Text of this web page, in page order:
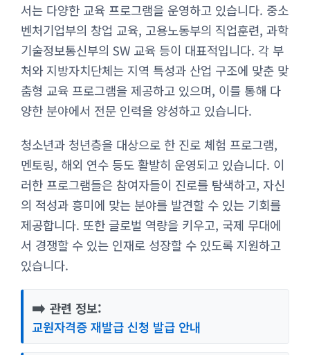
서는 다양한 교육 프로그램을 운영하고 있습니다. 중소
벤처기업부의 창업 교육, 고용노동부의 직업훈련, 과학
기술정보통신부의 SW 교육 등이 대표적입니다. 각 부
처와 지방자치단체는 지역 특성과 산업 구조에 맞춘 맞
춤형 교육 프로그램을 제공하고 있으며, 이를 통해 다
양한 분야에서 전문 인력을 양성하고 있습니다.
청소년과 청년층을 대상으로 한 진로 체험 프로그램,
멘토링, 해외 연수 등도 활발히 운영되고 있습니다. 이
러한 프로그램들은 참여자들이 진로를 탐색하고, 자신
의 적성과 흥미에 맞는 분야를 발견할 수 있는 기회를
제공합니다. 또한 글로벌 역량을 키우고, 국제 무대에
서 경쟁할 수 있는 인재로 성장할 수 있도록 지원하고
있습니다.
➡️ 관련 정보:
교원자격증 재발급 신청 발급 안내